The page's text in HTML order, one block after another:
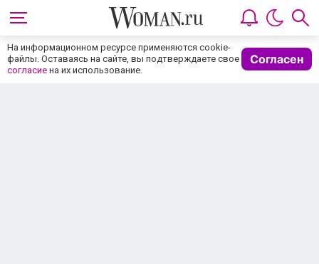
На информационном ресурсе применяются cookie-
файлы. Оставаясь на сайте, вы подтверждаете свое
согласие на их использование.
Согласен